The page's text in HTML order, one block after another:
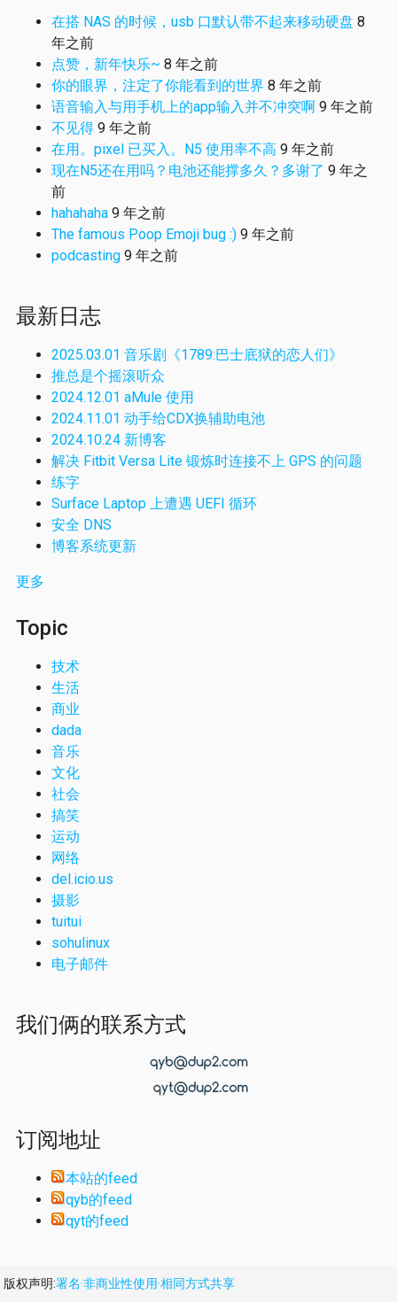
在搭 NAS 的时候，usb 口默认带不起来移动硬盘 8
年之前
点赞，新年快乐~ 8 年之前
你的眼界，注定了你能看到的世界 8 年之前
语音输入与用手机上的app输入并不冲突啊 9 年之前
不见得 9 年之前
在用。pixel 已买入。N5 使用率不高 9 年之前
现在N5还在用吗？电池还能撑多久？多谢了 9 年之
前
hahahaha 9 年之前
The famous Poop Emoji bug :) 9 年之前
podcasting 9 年之前
最新日志
2025.03.01 音乐剧《1789:巴士底狱的恋人们》
推总是个摇滚听众
2024.12.01 aMule 使用
2024.11.01 动手给CDX换辅助电池
2024.10.24 新博客
解决 Fitbit Versa Lite 锻炼时连接不上 GPS 的问题
练字
Surface Laptop 上遭遇 UEFI 循环
安全 DNS
博客系统更新
更多
Topic
技术
生活
商业
dada
音乐
文化
社会
搞笑
运动
网络
del.icio.us
摄影
tuitui
sohulinux
电子邮件
我们俩的联系方式
订阅地址
本站的feed
qyb的feed
qyt的feed
版权声明:署名·非商业性使用·相同方式共享